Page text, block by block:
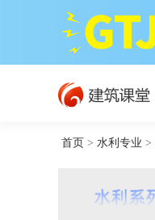
首页 > 水利专业 >